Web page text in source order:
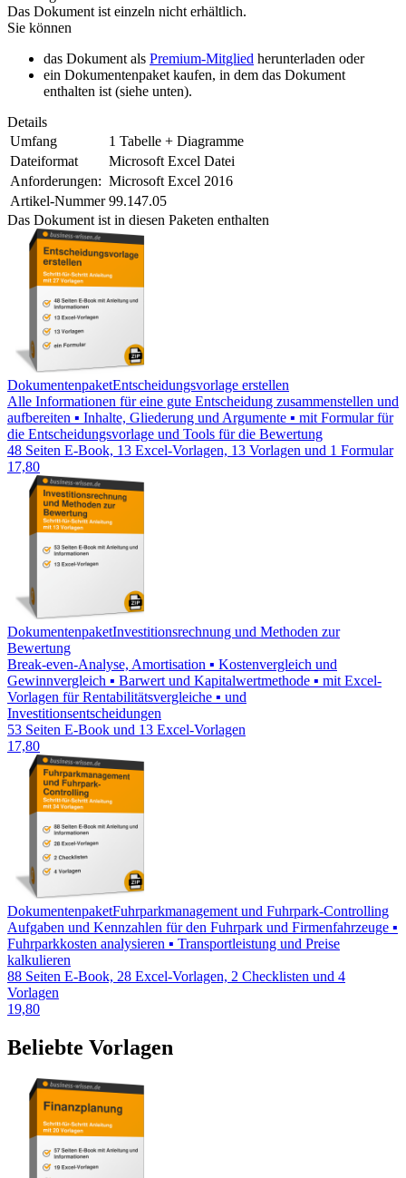
Das Dokument ist einzeln nicht erhältlich.
Sie können
das Dokument als Premium-Mitglied herunterladen oder
ein Dokumentenpaket kaufen, in dem das Dokument
enthalten ist (siehe unten).
Details
Umfang
1 Tabelle + Diagramme
Dateiformat
Microsoft Excel Datei
Anforderungen: Microsoft Excel 2016
Artikel-Nummer 99.147.05
Das Dokument ist in diesen Paketen enthalten
DokumentenpaketEntscheidungsvorlage erstellen
Alle Informationen für eine gute Entscheidung zusammenstellen und
aufbereiten ▪ Inhalte, Gliederung und Argumente ▪ mit Formular für
die Entscheidungsvorlage und Tools für die Bewertung
48 Seiten E-Book, 13 Excel-Vorlagen, 13 Vorlagen und 1 Formular
17,80
DokumentenpaketInvestitionsrechnung und Methoden zur
Bewertung
Break-even-Analyse, Amortisation ▪ Kostenvergleich und
Gewinnvergleich ▪ Barwert und Kapitalwertmethode ▪ mit Excel-
Vorlagen für Rentabilitätsvergleiche ▪ und
Investitionsentscheidungen
53 Seiten E-Book und 13 Excel-Vorlagen
17,80
DokumentenpaketFuhrparkmanagement und Fuhrpark-Controlling
Aufgaben und Kennzahlen für den Fuhrpark und Firmenfahrzeuge ▪
Fuhrparkkosten analysieren ▪ Transportleistung und Preise
kalkulieren
88 Seiten E-Book, 28 Excel-Vorlagen, 2 Checklisten und 4
Vorlagen
19,80
Beliebte Vorlagen